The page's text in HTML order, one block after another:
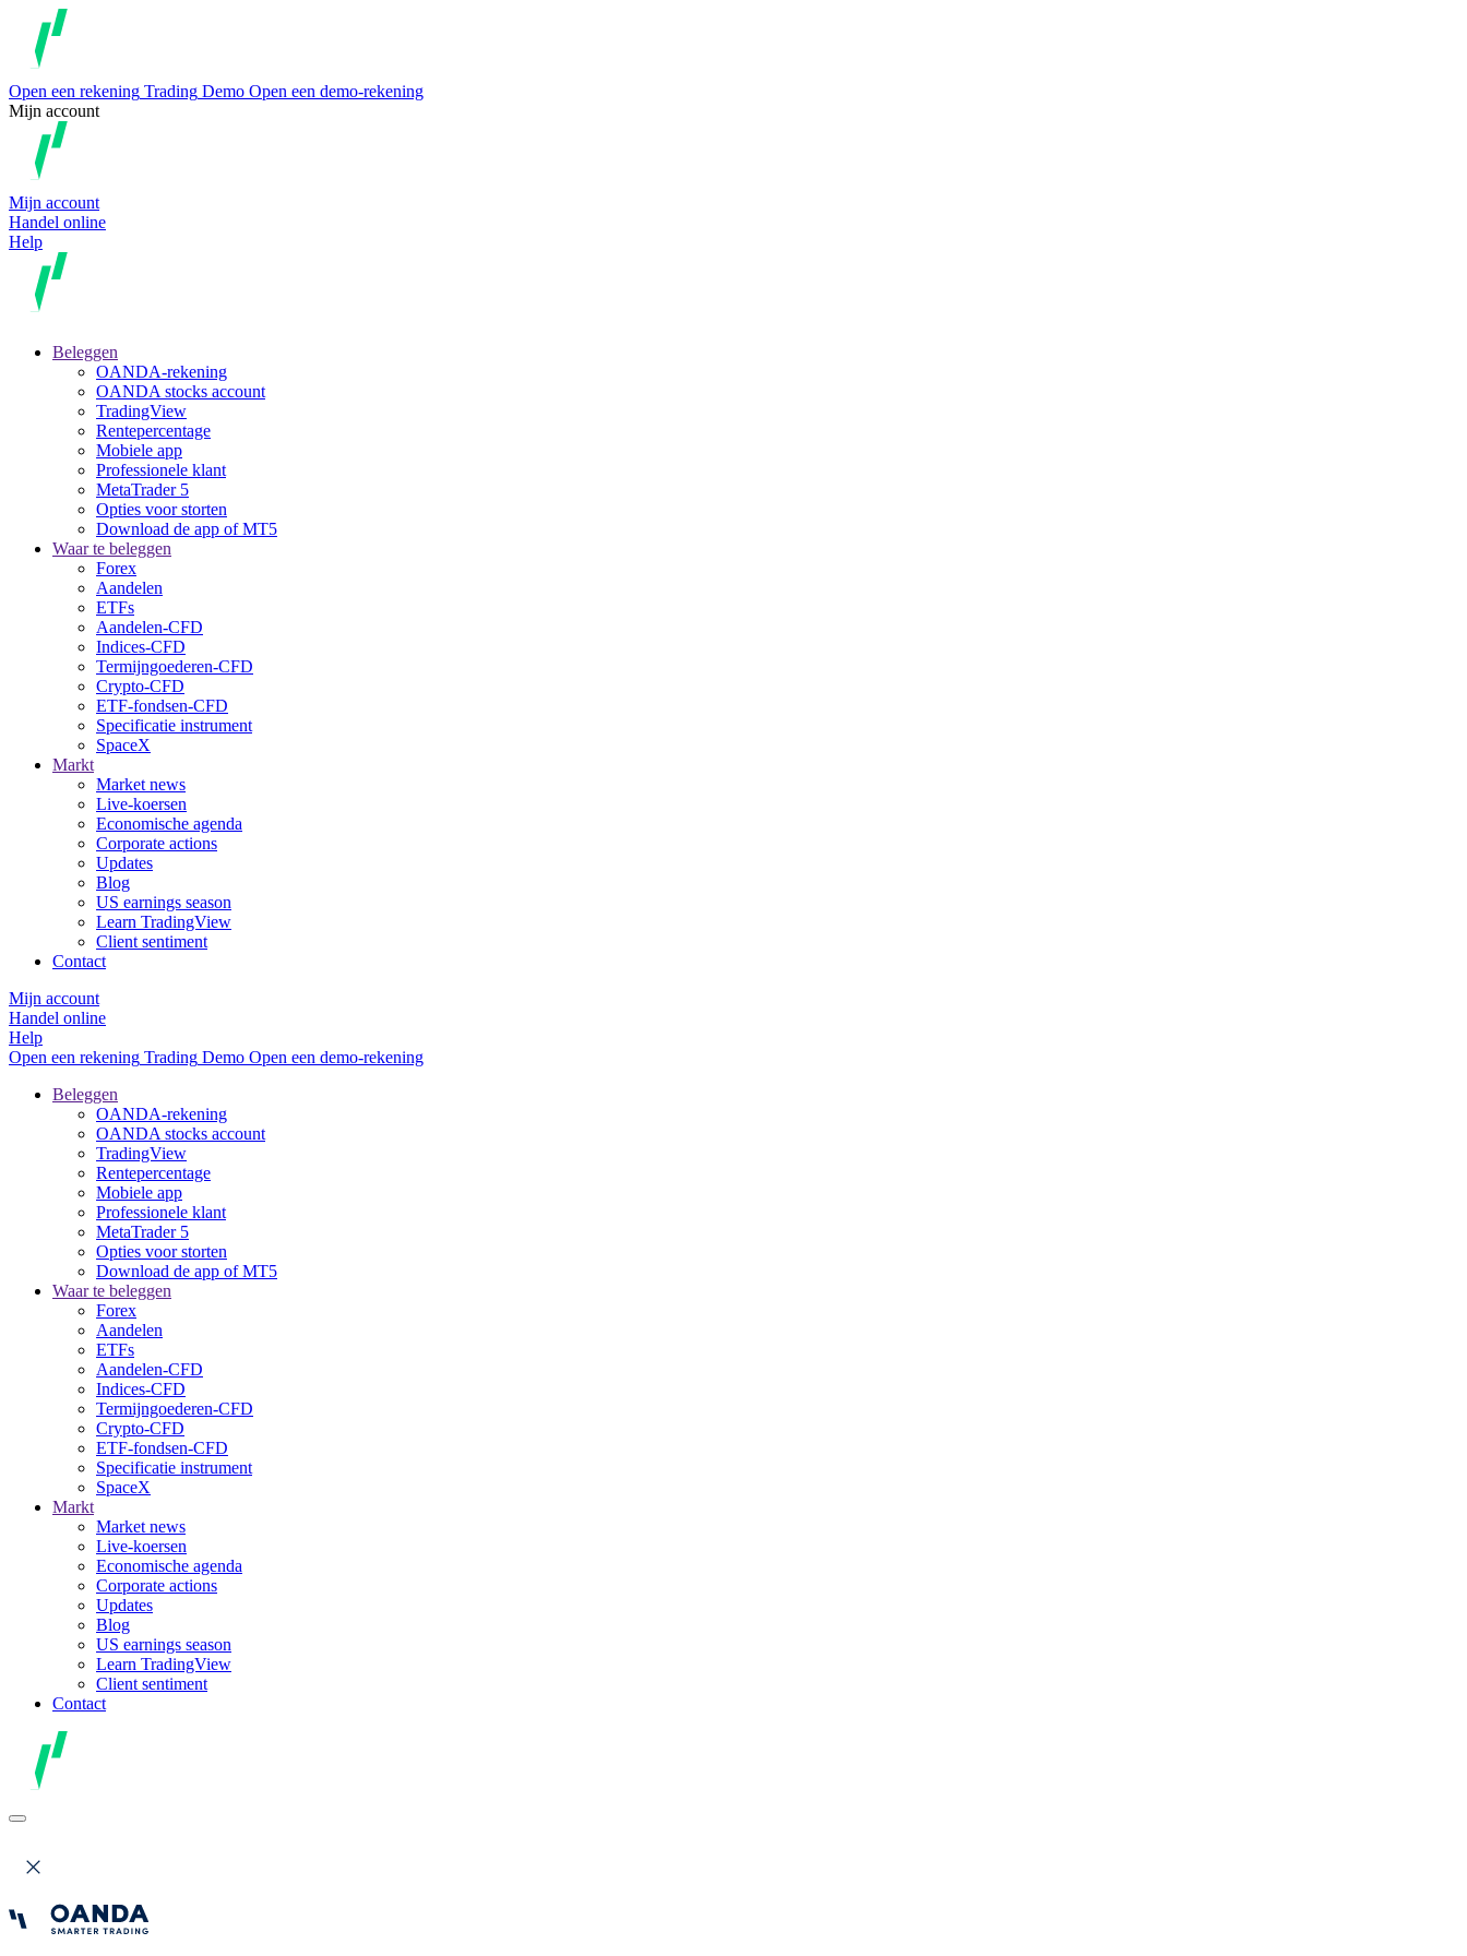
Open een rekening Trading Demo Open een demo-rekening
Mijn account
Mijn account
Handel online
Help
Beleggen
OANDA-rekening
OANDA stocks account
TradingView
Rentepercentage
Mobiele app
Professionele klant
MetaTrader 5
Opties voor storten
Download de app of MT5
Waar te beleggen
Forex
Aandelen
ETFs
Aandelen-CFD
Indices-CFD
Termijngoederen-CFD
Crypto-CFD
ETF-fondsen-CFD
Specificatie instrument
SpaceX
Markt
Market news
Live-koersen
Economische agenda
Corporate actions
Updates
Blog
US earnings season
Learn TradingView
Client sentiment
Contact
Mijn account
Handel online
Help
Open een rekening Trading Demo Open een demo-rekening
Beleggen
OANDA-rekening
OANDA stocks account
TradingView
Rentepercentage
Mobiele app
Professionele klant
MetaTrader 5
Opties voor storten
Download de app of MT5
Waar te beleggen
Forex
Aandelen
ETFs
Aandelen-CFD
Indices-CFD
Termijngoederen-CFD
Crypto-CFD
ETF-fondsen-CFD
Specificatie instrument
SpaceX
Markt
Market news
Live-koersen
Economische agenda
Corporate actions
Updates
Blog
US earnings season
Learn TradingView
Client sentiment
Contact